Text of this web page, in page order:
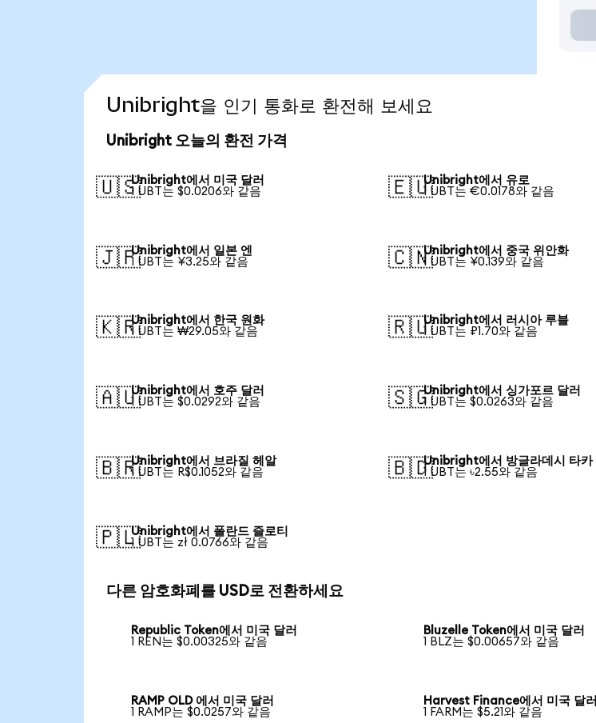
Unibright을 인기 통화로 환전해 보세요
Unibright 오늘의 환전 가격
🇺🇸Unibright에서 미국 달러
1 UBT는 $0.0206와 같음
🇪🇺Unibright에서 유로
1 UBT는 €0.0178와 같음
🇯🇵Unibright에서 일본 엔
1 UBT는 ¥3.25와 같음
🇨🇳Unibright에서 중국 위안화
1 UBT는 ¥0.139와 같음
🇰🇷Unibright에서 한국 원화
1 UBT는 ₩29.05와 같음
🇷🇺Unibright에서 러시아 루블
1 UBT는 ₽1.70와 같음
🇦🇺Unibright에서 호주 달러
1 UBT는 $0.0292와 같음
🇸🇬Unibright에서 싱가포르 달러
1 UBT는 $0.0263와 같음
🇧🇷Unibright에서 브라질 헤알
1 UBT는 R$0.1052와 같음
🇧🇩Unibright에서 방글라데시 타카
1 UBT는 ৳2.55와 같음
🇵🇱Unibright에서 폴란드 즐로티
1 UBT는 zł 0.0766와 같음
다른 암호화폐를 USD로 전환하세요
Republic Token에서 미국 달러
1 REN는 $0.00325와 같음
Bluzelle Token에서 미국 달러
1 BLZ는 $0.00657와 같음
RAMP OLD 에서 미국 달러
1 RAMP는 $0.0257와 같음
Harvest Finance에서 미국 달러
1 FARM는 $5.21와 같음